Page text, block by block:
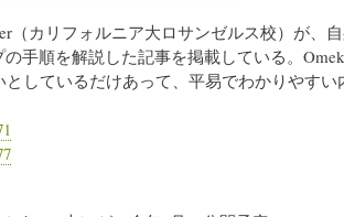
（カリフォルニア大ロサンゼルス校）が、
手順を解説した記事を掲載している。
しているだけあって、平易でわかりやすい